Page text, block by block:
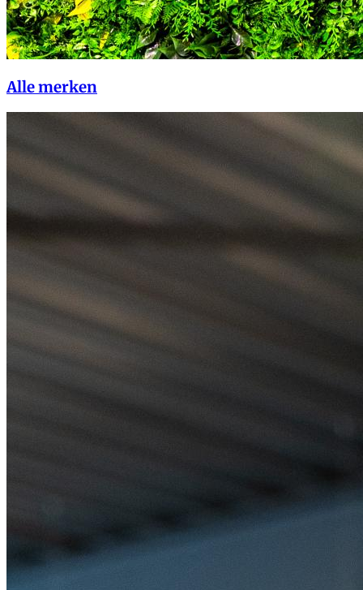
Alle merken